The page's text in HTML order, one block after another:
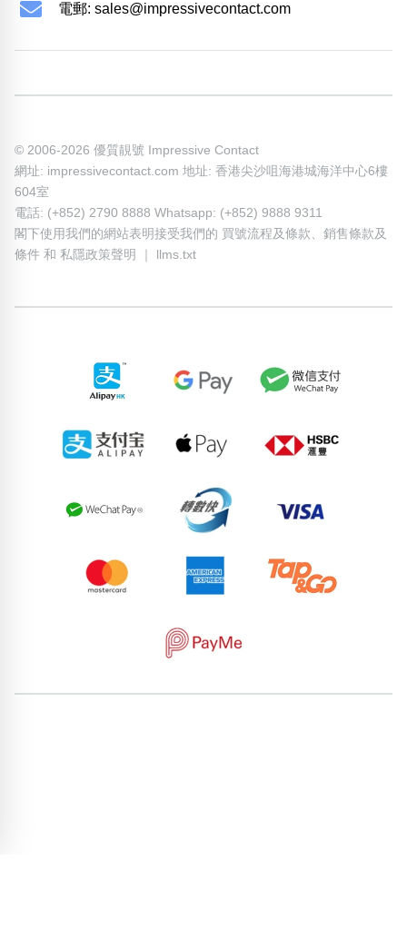
電郵: sales@impressivecontact.com
© 2006-2026 優質靚號 Impressive Contact
網址: impressivecontact.com 地址: 香港尖沙咀海港城海洋中心6樓
604室
電話: (+852) 2790 8888 Whatsapp: (+852) 9888 9311
閣下使用我們的網站表明接受我們的 買號流程及條款
銷售條款及
條件 和 私隱政策聲明 llms.txt